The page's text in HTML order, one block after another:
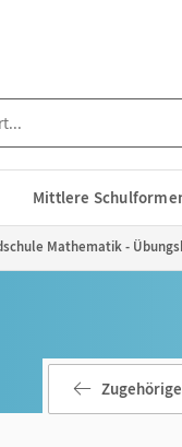
Mittlere
Mathematik -